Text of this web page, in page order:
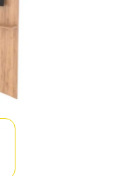
и отелей
гостиниц
гостиниц
гостиниц